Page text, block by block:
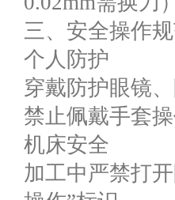
三、安全操作
个人防护
穿戴防护眼镜
禁止佩戴手套
机床安全
加工中严禁打